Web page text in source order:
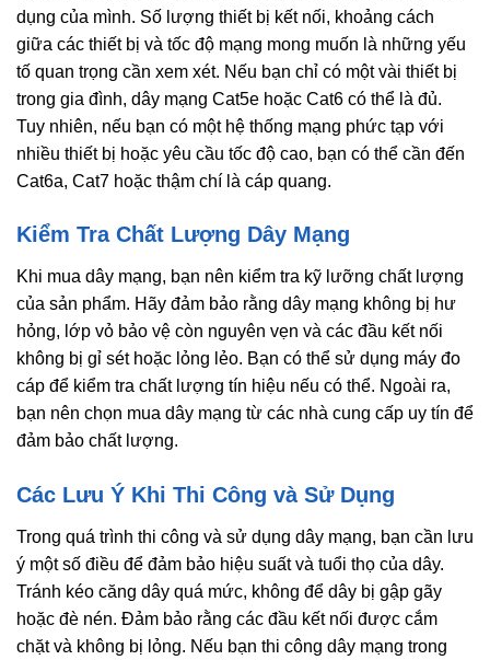
dụng của mình. Số lượng thiết bị kết nối, khoảng cách
giữa các thiết bị và tốc độ mạng mong muốn là những yếu
tố quan trọng cần xem xét. Nếu bạn chỉ có một vài thiết bị
trong gia đình, dây mạng Cat5e hoặc Cat6 có thể là đủ.
Tuy nhiên, nếu bạn có một hệ thống mạng phức tạp với
nhiều thiết bị hoặc yêu cầu tốc độ cao, bạn có thể cần đến
Cat6a, Cat7 hoặc thậm chí là cáp quang.
Kiểm Tra Chất Lượng Dây Mạng
Khi mua dây mạng, bạn nên kiểm tra kỹ lưỡng chất lượng
của sản phẩm. Hãy đảm bảo rằng dây mạng không bị hư
hỏng, lớp vỏ bảo vệ còn nguyên vẹn và các đầu kết nối
không bị gỉ sét hoặc lỏng lẻo. Bạn có thể sử dụng máy đo
cáp để kiểm tra chất lượng tín hiệu nếu có thể. Ngoài ra,
bạn nên chọn mua dây mạng từ các nhà cung cấp uy tín để
đảm bảo chất lượng.
Các Lưu Ý Khi Thi Công và Sử Dụng
Trong quá trình thi công và sử dụng dây mạng, bạn cần lưu
ý một số điều để đảm bảo hiệu suất và tuổi thọ của dây.
Tránh kéo căng dây quá mức, không để dây bị gập gãy
hoặc đè nén. Đảm bảo rằng các đầu kết nối được cắm
chặt và không bị lỏng. Nếu bạn thi công dây mạng trong